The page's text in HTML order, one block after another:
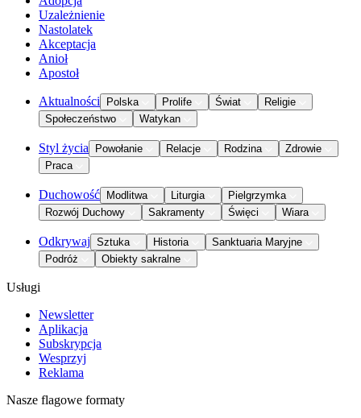
Uzależnienie
Nastolatek
Akceptacja
Anioł
Apostoł
Aktualności Polska Prolife Świat
Religie
Społeczeństwo
Watykan
Styl życia Powołanie Relacje Rodzina
Zdrowie
Praca
Duchowość Modlitwa Liturgia
Pielgrzymka
Rozwój Duchowy
Sakramenty Święci Wiara
Odkrywaj Sztuka Historia
Sanktuaria Maryjne
Podróż
Obiekty sakralne
Usługi
Newsletter
Aplikacja
Subskrypcja
Wesprzyj
Reklama
Nasze flagowe formaty